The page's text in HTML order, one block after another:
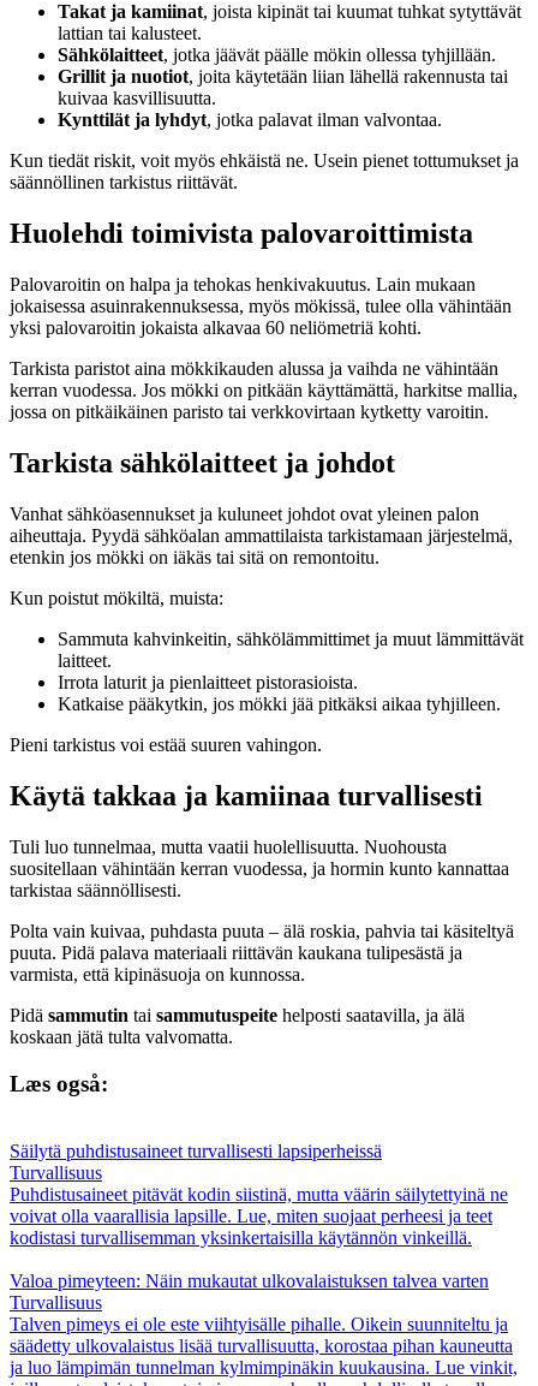
Takat ja kamiinat, joista kipinät tai kuumat tuhkat sytyttävät
lattian tai kalusteet.
Sähkölaitteet, jotka jäävät päälle mökin ollessa tyhjillään.
Grillit ja nuotiot, joita käytetään liian lähellä rakennusta tai
kuivaa kasvillisuutta.
Kynttilät ja lyhdyt, jotka palavat ilman valvontaa.
Kun tiedät riskit, voit myös ehkäistä ne. Usein pienet tottumukset ja
säännöllinen tarkistus riittävät.
Huolehdi toimivista palovaroittimista
Palovaroitin on halpa ja tehokas henkivakuutus. Lain mukaan
jokaisessa asuinrakennuksessa, myös mökissä, tulee olla vähintään
yksi palovaroitin jokaista alkavaa 60 neliömetriä kohti.
Tarkista paristot aina mökkikauden alussa ja vaihda ne vähintään
kerran vuodessa. Jos mökki on pitkään käyttämättä, harkitse mallia,
jossa on pitkäikäinen paristo tai verkkovirtaan kytketty varoitin.
Tarkista sähkölaitteet ja johdot
Vanhat sähköasennukset ja kuluneet johdot ovat yleinen palon
aiheuttaja. Pyydä sähköalan ammattilaista tarkistamaan järjestelmä,
etenkin jos mökki on iäkäs tai sitä on remontoitu.
Kun poistut mökiltä, muista:
Sammuta kahvinkeitin, sähkölämmittimet ja muut lämmittävät
laitteet.
Irrota laturit ja pienlaitteet pistorasioista.
Katkaise pääkytkin, jos mökki jää pitkäksi aikaa tyhjilleen.
Pieni tarkistus voi estää suuren vahingon.
Käytä takkaa ja kamiinaa turvallisesti
Tuli luo tunnelmaa, mutta vaatii huolellisuutta. Nuohousta
suositellaan vähintään kerran vuodessa, ja hormin kunto kannattaa
tarkistaa säännöllisesti.
Polta vain kuivaa, puhdasta puuta – älä roskia, pahvia tai käsiteltyä
puuta. Pidä palava materiaali riittävän kaukana tulipesästä ja
varmista, että kipinäsuoja on kunnossa.
Pidä sammutin tai sammutuspeite helposti saatavilla, ja älä
koskaan jätä tulta valvomatta.
Læs også:
Säilytä puhdistusaineet turvallisesti lapsiperheissä
Turvallisuus
Puhdistusaineet pitävät kodin siistinä, mutta väärin säilytettyinä ne
voivat olla vaarallisia lapsille. Lue, miten suojaat perheesi ja teet
kodistasi turvallisemman yksinkertaisilla käytännön vinkeillä.
Valoa pimeyteen: Näin mukautat ulkovalaistuksen talvea varten
Turvallisuus
Talven pimeys ei ole este viihtyisälle pihalle. Oikein suunniteltu ja
säädetty ulkovalaistus lisää turvallisuutta, korostaa pihan kauneutta
ja luo lämpimän tunnelman kylmimpinäkin kuukausina. Lue vinkit,